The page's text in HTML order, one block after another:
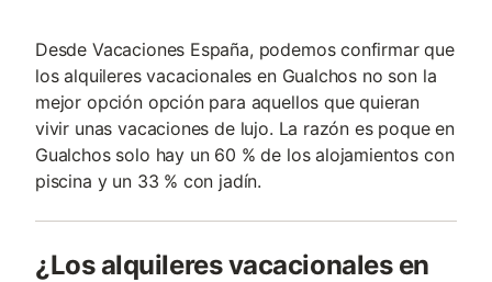
Desde Vacaciones España, podemos confirmar que
los alquileres vacacionales en Gualchos no son la
mejor opción opción para aquellos que quieran
vivir unas vacaciones de lujo. La razón es poque en
Gualchos solo hay un 60 % de los alojamientos con
piscina y un 33 % con jadín.
¿Los alquileres vacacionales en